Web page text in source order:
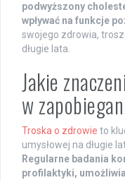
podwyższony
wpływać na funkcje
swojego zdrowia,
długie lata.
Jakie
w
Troska o zdrowie to
umysłowej na długie
Regularne badania
profilaktyki,